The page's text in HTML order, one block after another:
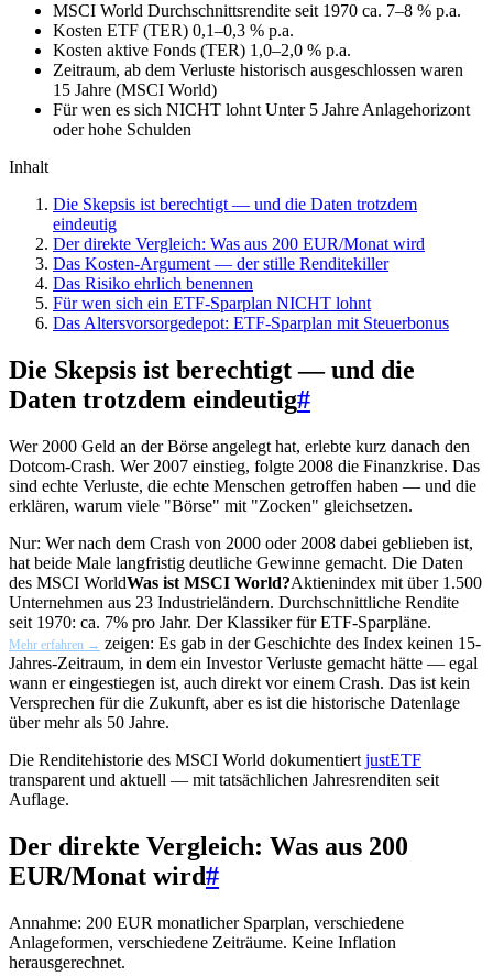
MSCI World Durchschnittsrendite seit 1970 ca. 7–8 % p.a.
Kosten ETF (TER) 0,1–0,3 % p.a.
Kosten aktive Fonds (TER) 1,0–2,0 % p.a.
Zeitraum, ab dem Verluste historisch ausgeschlossen waren
15 Jahre (MSCI World)
Für wen es sich NICHT lohnt Unter 5 Jahre Anlagehorizont
oder hohe Schulden
Inhalt
Die Skepsis ist berechtigt — und die Daten trotzdem
eindeutig
Der direkte Vergleich: Was aus 200 EUR/Monat wird
Das Kosten-Argument — der stille Renditekiller
Das Risiko ehrlich benennen
Für wen sich ein ETF-Sparplan NICHT lohnt
Das Altersvorsorgedepot: ETF-Sparplan mit Steuerbonus
Die Skepsis ist berechtigt — und die
Daten trotzdem eindeutig#
Wer 2000 Geld an der Börse angelegt hat, erlebte kurz danach den
Dotcom-Crash. Wer 2007 einstieg, folgte 2008 die Finanzkrise. Das
sind echte Verluste, die echte Menschen getroffen haben — und die
erklären, warum viele "Börse" mit "Zocken" gleichsetzen.
Nur: Wer nach dem Crash von 2000 oder 2008 dabei geblieben ist,
hat beide Male langfristig deutliche Gewinne gemacht. Die Daten
des MSCI WorldWas ist MSCI World?Aktienindex mit über 1.500
Unternehmen aus 23 Industrieländern. Durchschnittliche Rendite
seit 1970: ca. 7% pro Jahr. Der Klassiker für ETF-Sparpläne.
Mehr erfahren → zeigen: Es gab in der Geschichte des Index keinen 15-
Jahres-Zeitraum, in dem ein Investor Verluste gemacht hätte — egal
wann er eingestiegen ist, auch direkt vor einem Crash. Das ist kein
Versprechen für die Zukunft, aber es ist die historische Datenlage
über mehr als 50 Jahre.
Die Renditehistorie des MSCI World dokumentiert justETF
transparent und aktuell — mit tatsächlichen Jahresrenditen seit
Auflage.
Der direkte Vergleich: Was aus 200
EUR/Monat wird#
Annahme: 200 EUR monatlicher Sparplan, verschiedene
Anlageformen, verschiedene Zeiträume. Keine Inflation
herausgerechnet.